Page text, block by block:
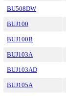
BU508DW
BUJ100
BUJ100B
BUJ103A
BUJ103AD
BUJ105A